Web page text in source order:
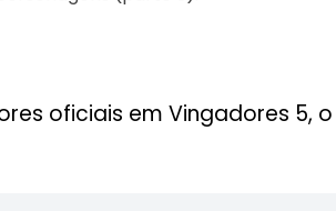
oficiais em Vingadores 5, o